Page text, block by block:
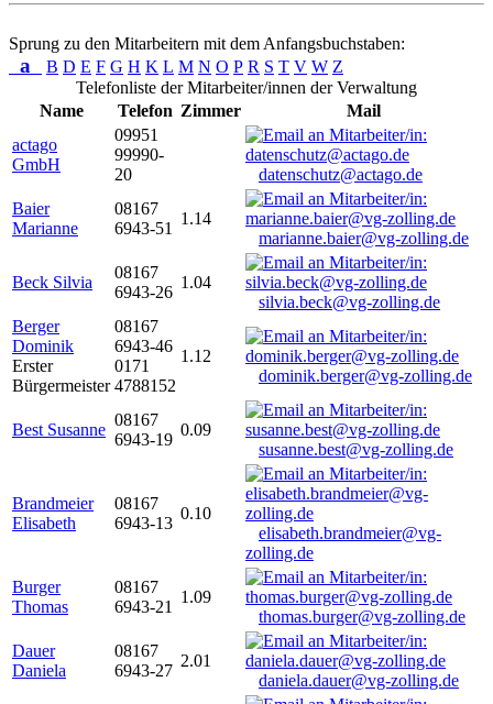
Sprung zu den Mitarbeitern mit dem Anfangsbuchstaben:
a B D E F G H K L M N O P R S T V W Z
Telefonliste der Mitarbeiter/innen der Verwaltung
Name
Telefon Zimmer
Mail
actago
GmbH
09951
99990-
20
datenschutz@actago.de
Baier
Marianne
08167
6943-51
1.14
marianne.baier@vg-zolling.de
Beck Silvia
08167
6943-26
1.04
silvia.beck@vg-zolling.de
Berger
Dominik
Erster
Bürgermeister
08167
6943-46
0171
4788152
1.12
dominik.berger@vg-zolling.de
Best Susanne
08167
6943-19
0.09
susanne.best@vg-zolling.de
Brandmeier
Elisabeth
08167
6943-13
0.10
elisabeth.brandmeier@vg-
zolling.de
Burger
Thomas
08167
6943-21
1.09
thomas.burger@vg-zolling.de
Dauer
Daniela
08167
6943-27
2.01
daniela.dauer@vg-zolling.de